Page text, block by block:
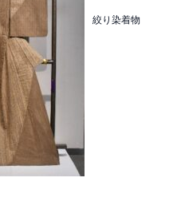
絞り染着物